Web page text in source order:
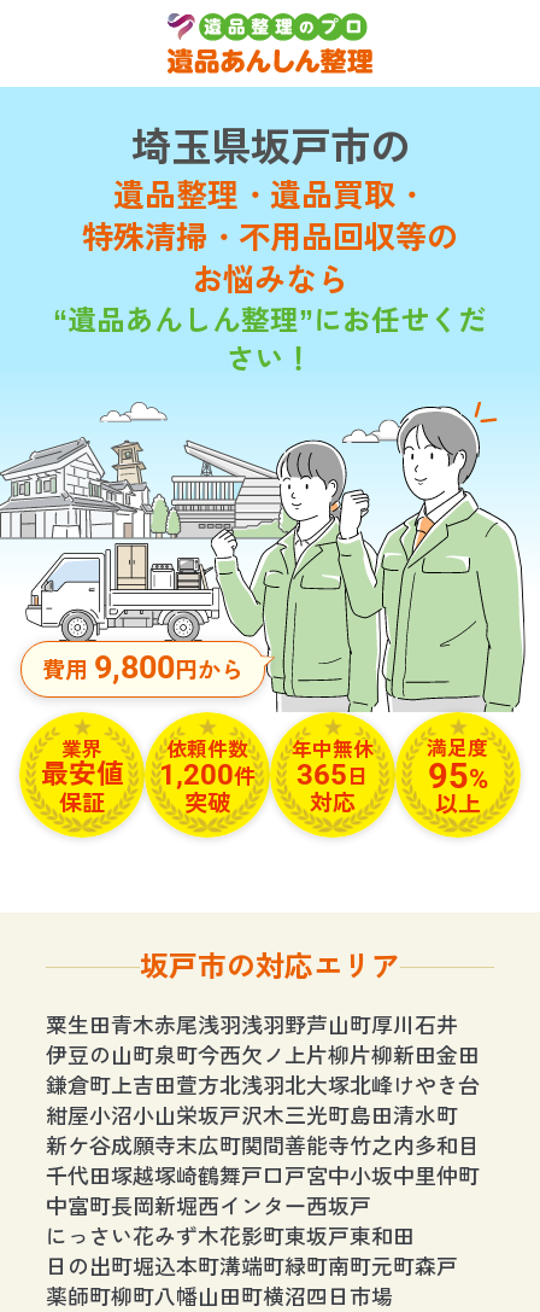
埼玉県坂戸市の
遺品整理・遺品買取・
特殊清掃・不用品回収等の
お悩みなら
“遺品あんしん整理”にお任せくだ
さい！
費用 9,800円から
業界
最安値
保証
依頼件数
1,200件
突破
年中無休
365 日
対応
満足度
95%
以上
坂戸市の対応エリア
粟生田青木赤尾浅羽浅羽野芦山町厚川石井
伊豆の山町泉町今西欠ノ上片柳片柳新田金田
鎌倉町上吉田萱方北浅羽北大塚北峰けやき台
紺屋小沼小山栄坂戸沢木三光町島田清水町
新ケ谷成願寺末広町関間善能寺竹之内多和目
千代田塚越塚崎鶴舞戸口戸宮中小坂中里仲町
中富町長岡新堀西インター西坂戸
にっさい花みず木花影町東坂戸東和田
日の出町堀込本町溝端町緑町南町元町森戸
薬師町柳町八幡山田町横沼四日市場